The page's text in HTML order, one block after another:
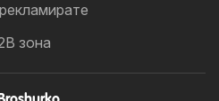
зона